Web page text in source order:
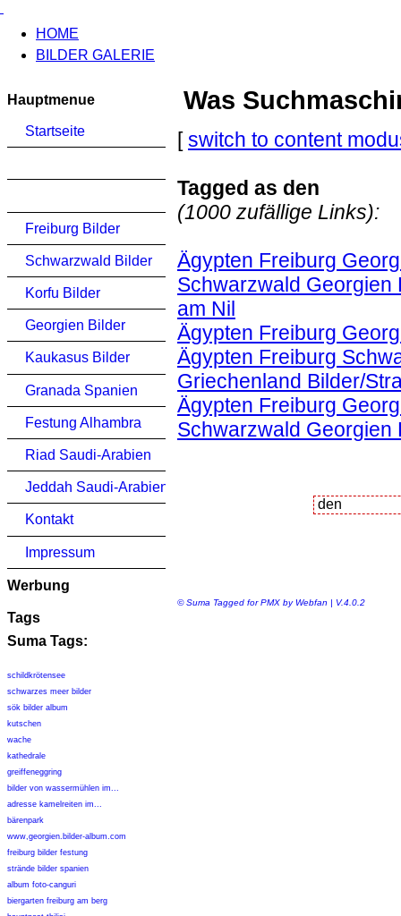
HOME
BILDER GALERIE
Hauptmenue
Startseite
Freiburg Bilder
Schwarzwald Bilder
Korfu Bilder
Georgien Bilder
Kaukasus Bilder
Granada Spanien
Festung Alhambra
Riad Saudi-Arabien
Jeddah Saudi-Arabien
Kontakt
Impressum
Werbung
Tags
Suma Tags:
schildkrötensee
schwarzes meer bilder
sök bilder album
kutschen
wache
kathedrale
greiffeneggring
bilder von wassermühlen im...
adresse kamelreiten im...
bärenpark
www,georgien.bilder-album.com
freiburg bilder festung
strände bilder spanien
album foto-canguri
biergarten freiburg am berg
Was
[switch to content
Tagged as den
(1000 zufällige Links):
Ägypten Freiburg
Schwarzwald Georgien
am Nil
Ägypten Freiburg
Ägypten Freiburg
Griechenland Bilder/
Ägypten Freiburg
Schwarzwald Georgien
© Suma Tagged for PMX by Webfan | V.4.0.2